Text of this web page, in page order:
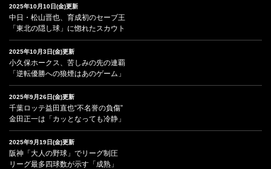
2025年10月10日(金)更新
中日・松山晋也、育成初のセーブ王
「東北の隠し球」に惚れたスカウト
2025年10月3日(金)更新
小久保ホークス、苦しみの先の連覇
「逆転優勝への狼煙はあのゲーム」
2025年9月26日(金)更新
千葉ロッテ益田直也“不名誉の負傷”
金田正一は「カッとなっても冷静」
2025年9月19日(金)更新
阪神「大人の野球」でリーグ制圧
リーグ最多四球数が示す「成熟」